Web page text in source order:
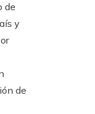
de
y
de